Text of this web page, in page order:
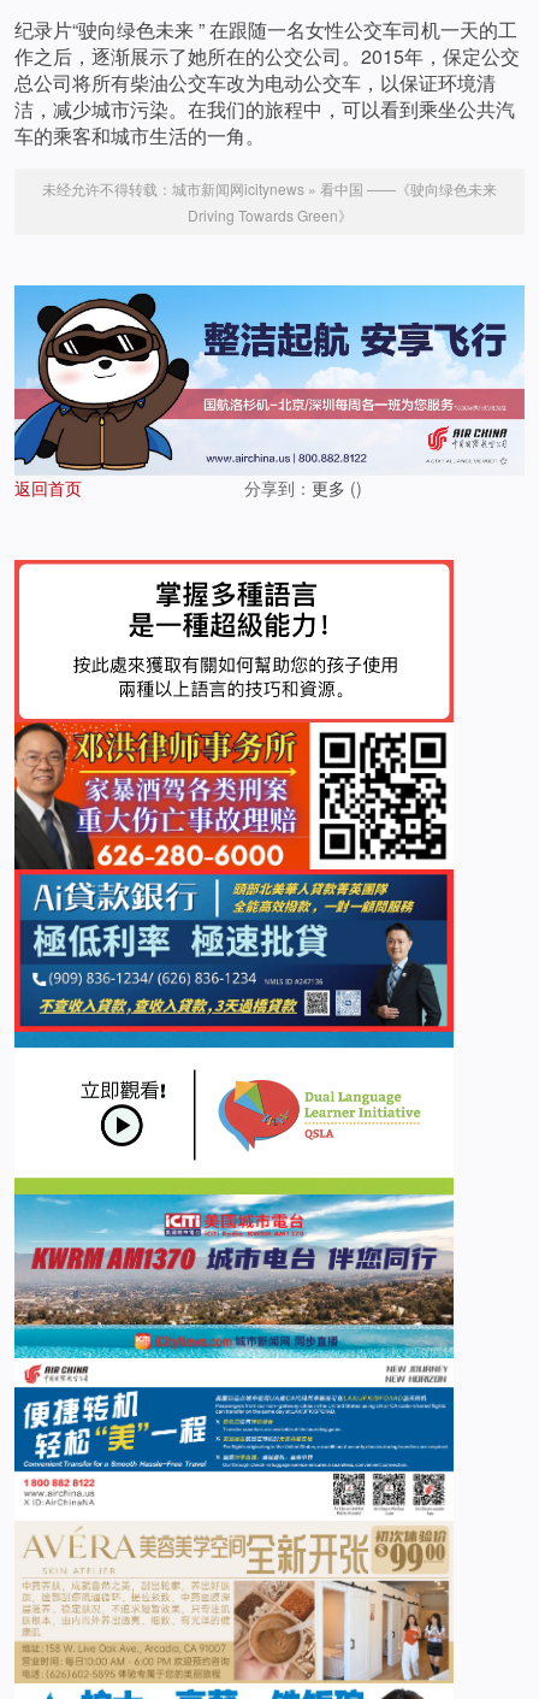
纪录片“驶向绿色未来 ” 在跟随一名女性公交车司机一天的工
作之后，逐渐展示了她所在的公交公司。2015年，保定公交
总公司将所有柴油公交车改为电动公交车，以保证环境清
洁，减少城市污染。在我们的旅程中，可以看到乘坐公共汽
车的乘客和城市生活的一角。
未经允许不得转载： 城市新闻网icitynews » 看中国 ——《驶向绿色未来
Driving Towards Green》
返回首页 分享到： 更多 ()